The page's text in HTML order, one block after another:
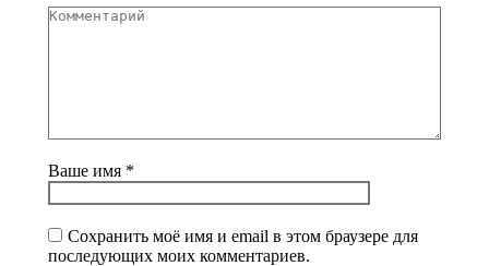
Комментарий
Ваше имя *
Сохранить моё имя и email в этом браузере для
последующих моих комментариев.